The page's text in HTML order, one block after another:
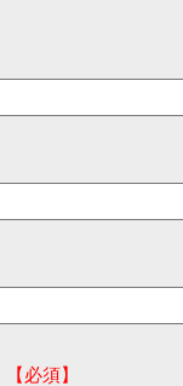
【必須】